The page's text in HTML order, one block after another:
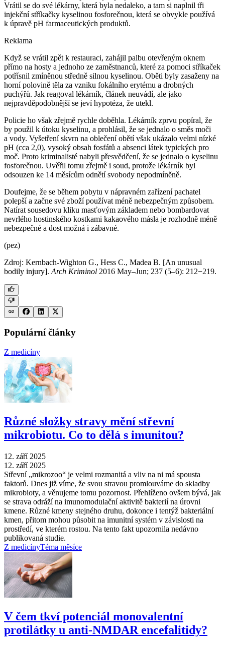
Vrátil se do své lékárny, která byla nedaleko, a tam si naplnil tři
injekční stříkačky kyselinou fosforečnou, která se obvykle používá
k úpravě pH farmaceutických produktů.
Reklama
Když se vrátil zpět k restauraci, zahájil palbu otevřeným oknem
přímo na hosty a jednoho ze zaměstnanců, které za pomoci stříkaček
potřísnil zmíněnou středně silnou kyselinou. Oběti byly zasaženy na
horní polovině těla za vzniku fokálního erytému a drobných
puchýřů. Jak reagoval lékárník, článek neuvádí, ale jako
nejpravděpodobnější se jeví hypotéza, že utekl.
Policie ho však zřejmě rychle doběhla. Lékárník zprvu popíral, že
by použil k útoku kyselinu, a prohlásil, že se jednalo o směs moči
a vody. Vyšetření skvrn na oblečení obětí však ukázalo velmi nízké
pH (cca 2,0), vysoký obsah fosfátů a absenci látek typických pro
moč. Proto kriminalisté nabyli přesvědčení, že se jednalo o kyselinu
fosforečnou. Uvěřil tomu zřejmě i soud, protože lékárník byl
odsouzen ke 14 měsícům odnětí svobody nepodmíněně.
Doufejme, že se během pobytu v nápravném zařízení pachatel
polepší a začne své zboží používat méně nebezpečným způsobem.
Natírat sousedovu kliku masťovým základem nebo bombardovat
nevrlého hostinského kostkami kakaového másla je rozhodně méně
nebezpečné a dost možná i zábavné.
(pez)
Zdroj: Kernbach-Wighton G., Hess C., Madea B. [An unusual
bodily injury]. Arch Kriminol 2016 May–Jun; 237 (5–6): 212−219.
Populární články
Z medicíny
Různé složky stravy mění střevní
mikrobiotu. Co to dělá s imunitou?
12. září 2025
12. září 2025
Střevní „mikrozoo“ je velmi rozmanitá a vliv na ni má spousta
faktorů. Dnes již víme, že svou stravou promlouváme do skladby
mikrobioty, a věnujeme tomu pozornost. Přehlíženo ovšem bývá, jak
se strava odráží na imunomodulační aktivitě bakterií na úrovni
kmene. Různé kmeny stejného druhu, dokonce i tentýž bakteriální
kmen, přitom mohou působit na imunitní systém v závislosti na
prostředí, ve kterém rostou. Na tento fakt upozornila nedávno
publikovaná studie.
Z medicínyTéma měsíce
V čem tkví potenciál monovalentní
protilátky u anti-NMDAR encefalitidy?